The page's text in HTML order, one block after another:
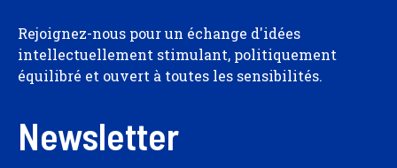
Rejoignez-nous pour un échange d'idées
intellectuellement stimulant, politiquement
équilibré et ouvert à toutes les sensibilités.
Newsletter